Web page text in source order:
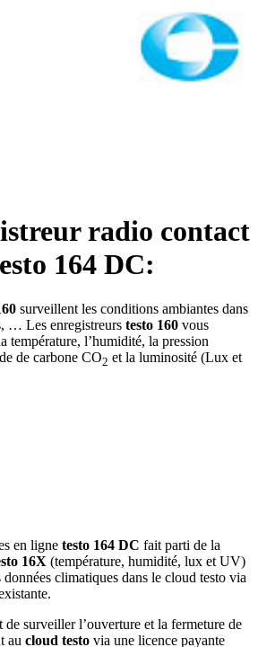
radio contact
164 DC:
surveillent les conditions ambiantes dans
… Les enregistreurs testo 160 vous
température, l’humidité, la pression
de carbone CO2 et la luminosité (Lux et
en ligne testo 164 DC fait parti de la
16X (température, humidité, lux et UV)
climatiques dans le cloud testo via
de surveiller l’ouverture et la fermeture de
au cloud testo via une licence payante